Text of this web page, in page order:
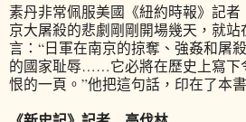
素丹非常佩服美國《紐約時報》記者
京大屠殺的悲劇剛剛開場幾天，就
言：“日軍在南京的掠奪、強姦和屠
的國家耻辱……它必將在歷史上寫下
恨的一頁。”他把這句話，印在了本